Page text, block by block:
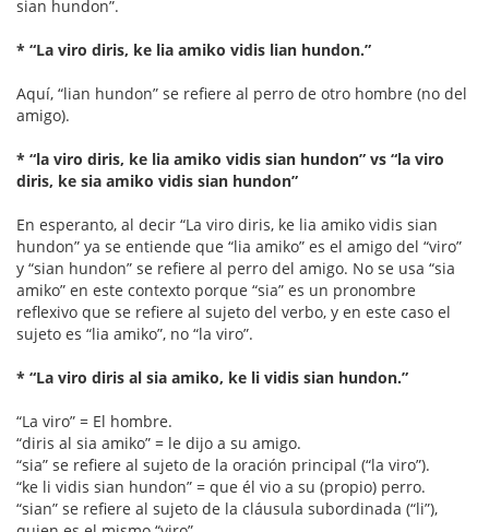
sian hundon”.
* “La viro diris, ke lia amiko vidis lian hundon.”
Aquí, “lian hundon” se refiere al perro de otro hombre (no del
amigo).
* “la viro diris, ke lia amiko vidis sian hundon” vs “la viro
diris, ke sia amiko vidis sian hundon”
En esperanto, al decir “La viro diris, ke lia amiko vidis sian
hundon” ya se entiende que “lia amiko” es el amigo del “viro”
y “sian hundon” se refiere al perro del amigo. No se usa “sia
amiko” en este contexto porque “sia” es un pronombre
reflexivo que se refiere al sujeto del verbo, y en este caso el
sujeto es “lia amiko”, no “la viro”.
* “La viro diris al sia amiko, ke li vidis sian hundon.”
“La viro” = El hombre.
“diris al sia amiko” = le dijo a su amigo.
“sia” se refiere al sujeto de la oración principal (“la viro”).
“ke li vidis sian hundon” = que él vio a su (propio) perro.
“sian” se refiere al sujeto de la cláusula subordinada (“li”),